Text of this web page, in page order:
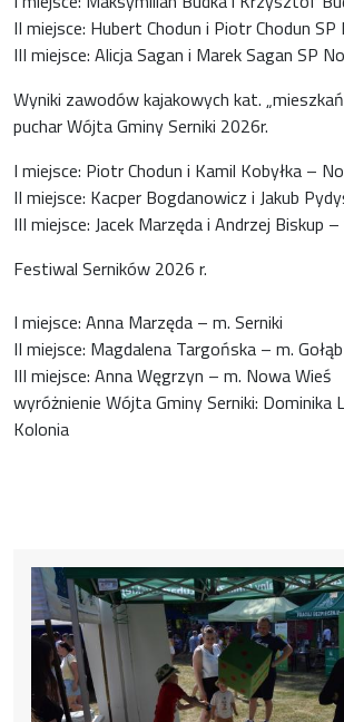
II miejsce: Hubert Chodun i Piotr Chodun
III miejsce: Alicja Sagan i Marek Sagan SP
Wyniki zawodów kajakowych kat.
puchar Wójta Gminy Serniki 2026r.
I miejsce: Piotr Chodun i Kamil Kobyłka –
II miejsce: Kacper Bogdanowicz i Jakub
III miejsce: Jacek Marzęda i Andrzej Biskup –
Festiwal Serników 2026 r.
I miejsce: Anna Marzęda – m. Serniki
II miejsce: Magdalena Targońska – m. Gołąb
III miejsce: Anna Węgrzyn – m. Nowa Wieś
wyróżnienie Wójta Gminy Serniki: Dominika
Kolonia